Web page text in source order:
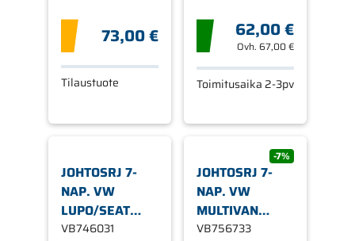
73,00 €
Tilaustuote
62,00 €
Ovh. 67,00 €
Toimitusaika 2-3pv
JOHTOSRJ 7-
NAP. VW
LUPO/SEAT
AROSA TT
VB746031
-7%
JOHTOSRJ 7-
NAP. VW
MULTIVAN
V/VW
VB756733